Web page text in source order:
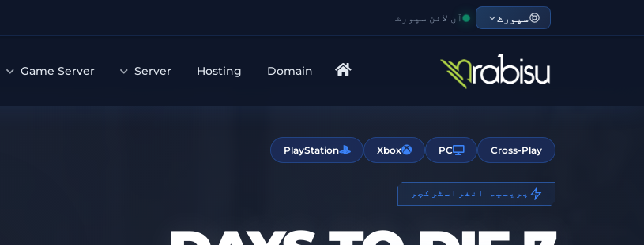
سپورٹ آن لائن سپورٹ
Domain
Hosting
Server
Game Server
Cross-Play
PC
Xbox
PlayStation
پریمیم انفراسٹرکچر